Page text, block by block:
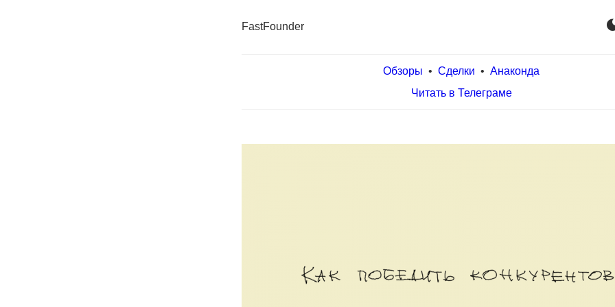
FastFounder
Обзоры • Сделки • Анаконда
Читать в Телеграме